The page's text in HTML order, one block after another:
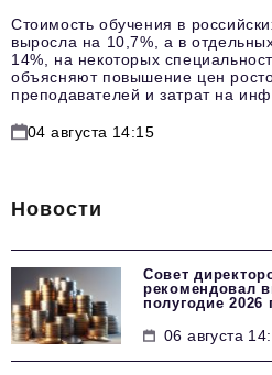
Стоимость обучения в
выросла на 10,7%, а в
14%, на некоторых
объясняют повышение цен
преподавателей и затрат на
04 августа 14:15
Новости
Совет
рекомендовал
полугодие 2026
06 августа